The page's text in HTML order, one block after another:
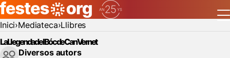
Inici Mediateca Llibres
La Llegenda del Bóc de Can Vernet
Diversos autors